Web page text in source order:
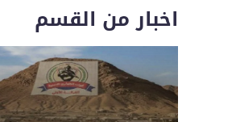
اخبار من القسم